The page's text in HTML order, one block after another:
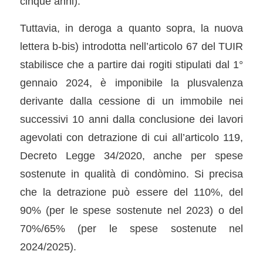
Tuttavia, in deroga a quanto sopra, la nuova
lettera b-bis) introdotta nell’articolo 67 del TUIR
stabilisce che a partire dai rogiti stipulati dal 1°
gennaio 2024, è imponibile la plusvalenza
derivante dalla cessione di un immobile nei
successivi 10 anni dalla conclusione dei lavori
agevolati con detrazione di cui all’articolo 119,
Decreto Legge 34/2020, anche per spese
sostenute in qualità di condòmino. Si precisa
che la detrazione può essere del 110%, del
90% (per le spese sostenute nel 2023) o del
70%/65% (per le spese sostenute nel
2024/2025).